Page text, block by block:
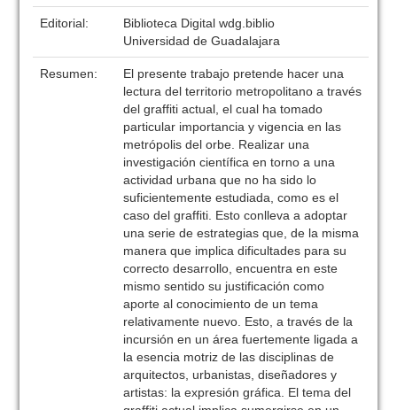
Editorial:
Biblioteca Digital wdg.biblio
Universidad de Guadalajara
Resumen:
El presente trabajo pretende hacer una
lectura del territorio metropolitano a través
del graffiti actual, el cual ha tomado
particular importancia y vigencia en las
metrópolis del orbe. Realizar una
investigación científica en torno a una
actividad urbana que no ha sido lo
suficientemente estudiada, como es el
caso del graffiti. Esto conlleva a adoptar
una serie de estrategias que, de la misma
manera que implica dificultades para su
correcto desarrollo, encuentra en este
mismo sentido su justificación como
aporte al conocimiento de un tema
relativamente nuevo. Esto, a través de la
incursión en un área fuertemente ligada a
la esencia motriz de las disciplinas de
arquitectos, urbanistas, diseñadores y
artistas: la expresión gráfica. El tema del